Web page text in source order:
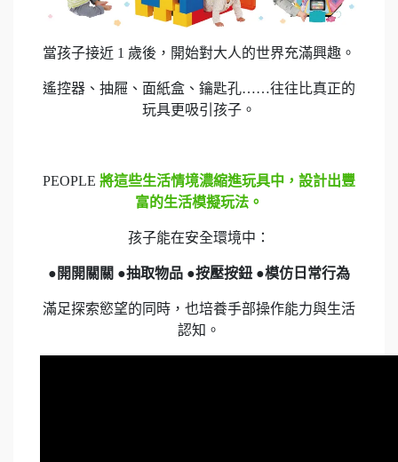
當孩子接近 1 歲後，開始對大人的世界充滿興趣。
遙控器、抽屜、面紙盒、鑰匙孔……往往比真正的
玩具更吸引孩子。
PEOPLE 將這些生活情境濃縮進玩具中，設計出豐
富的生活模擬玩法。
孩子能在安全環境中：
●開開關關 ●抽取物品 ●按壓按鈕 ●模仿日常行為
滿足探索慾望的同時，也培養手部操作能力與生活
認知。